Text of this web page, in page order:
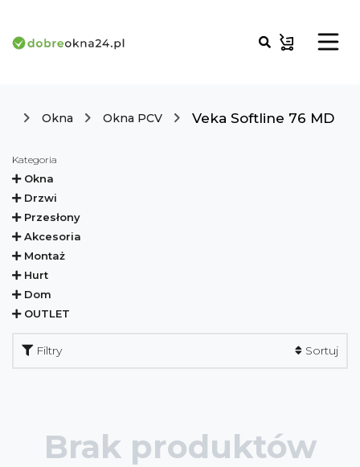
Okna Okna PCV Veka Softline 76 MD
Kategoria
Okna
Drzwi
Przesłony
Akcesoria
Montaż
Hurt
Dom
OUTLET
Filtry Sortuj
Brak produktów